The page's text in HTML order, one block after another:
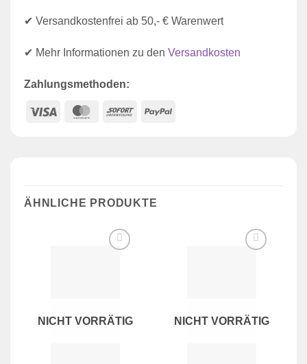
✔ Versandkostenfrei ab 50,- € Warenwert
✔ Mehr Informationen zu den Versandkosten
Zahlungsmethoden:
Visa MasterCard
Sofort PayPal
ÄHNLICHE PRODUKTE
NICHT VORRÄTIG NICHT VORRÄTIG